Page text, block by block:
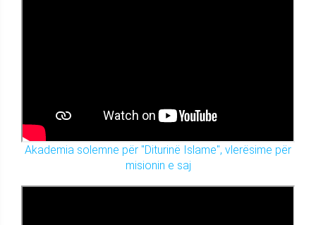
Akademia solemne për "Diturinë Islame", vlerësime për
misionin e saj